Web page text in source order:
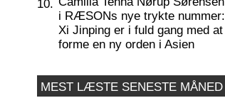
10.
i RÆSONs nye trykte nummer:
Xi Jinping er i fuld gang med at
forme en ny orden i Asien
MEST LÆSTE SENESTE MÅNED